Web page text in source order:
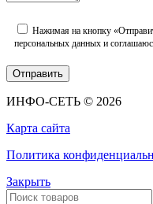
Нажимая на кнопку
персональных данных и
ИНФО-СЕТЬ © 2026
Карта сайта
Политика
Закрыть